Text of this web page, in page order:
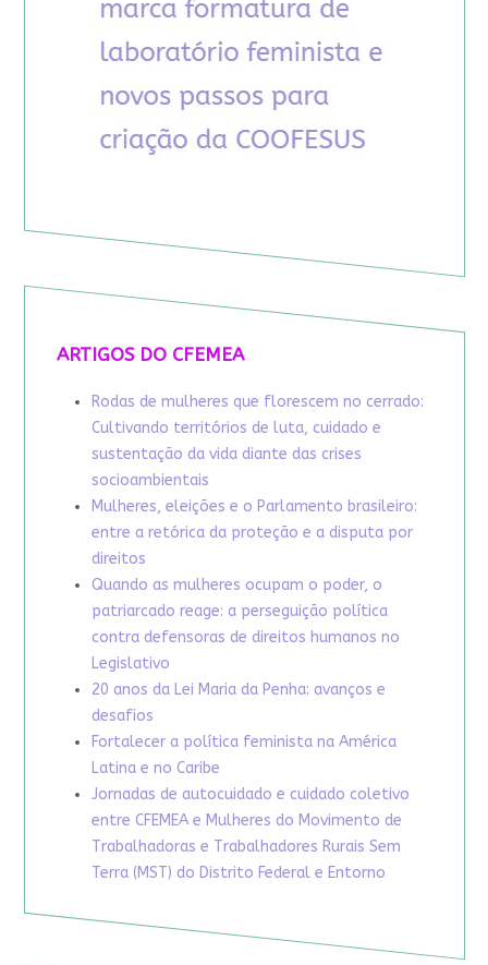
ARTIGOS DO CFEMEA
Rodas de mulheres que florescem no cerrado:
Cultivando territórios de luta, cuidado e
sustentação da vida diante das crises
socioambientais
Mulheres, eleições e o Parlamento brasileiro:
entre a retórica da proteção e a disputa por
direitos
Quando as mulheres ocupam o poder, o
patriarcado reage: a perseguição política
contra defensoras de direitos humanos no
Legislativo
20 anos da Lei Maria da Penha: avanços e
desafios
Fortalecer a política feminista na América
Latina e no Caribe
Jornadas de autocuidado e cuidado coletivo
entre CFEMEA e Mulheres do Movimento de
Trabalhadoras e Trabalhadores Rurais Sem
Terra (MST) do Distrito Federal e Entorno